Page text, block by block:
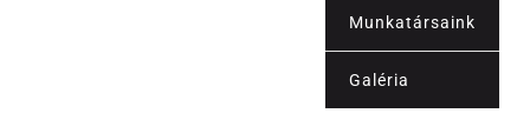
Munkatársaink
Galéria